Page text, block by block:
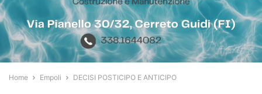
Home Empoli DECISI POSTICIPO E ANTICIPO